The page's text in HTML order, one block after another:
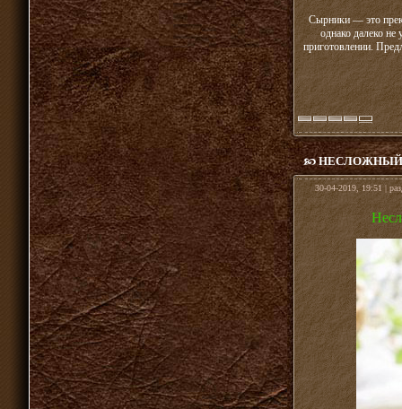
Сырники — это
однако далеко не
приготовлении.
НЕСЛОЖНЫЙ
30-04-2019, 19:51 |